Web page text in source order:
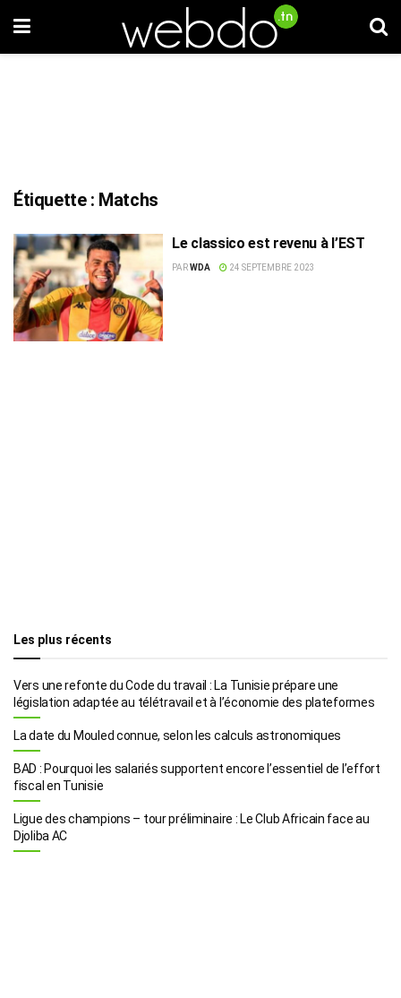
Étiquette : Matchs
Le classico est revenu à l’EST
PARWDA 24 SEPTEMBRE 2023
Les plus récents
Vers une refonte du Code du travail : La Tunisie prépare une
législation adaptée au télétravail et à l’économie des plateformes
La date du Mouled connue, selon les calculs astronomiques
BAD : Pourquoi les salariés supportent encore l’essentiel de l’effort
fiscal en Tunisie
Ligue des champions – tour préliminaire : Le Club Africain face au
Djoliba AC